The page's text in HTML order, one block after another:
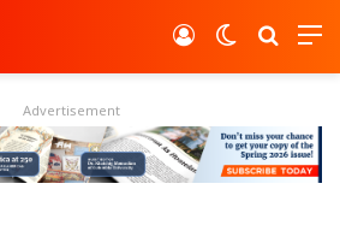
Switch skin
Log In
Advertisement